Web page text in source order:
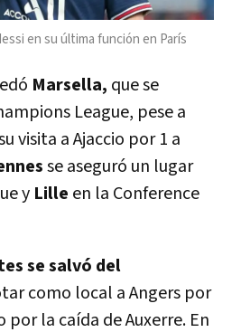
en su última función en París
Marsella, que se
League, pese a
visita a Ajaccio por 1 a
se aseguró un lugar
y Lille en la Conference
se salvó del
como local a Angers por
por la caída de Auxerre. En